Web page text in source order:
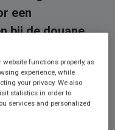
een
bij de douane.
en België. Wij
met
alle
we vele
functions properly, as
experience, while
your privacy. We also
statistics in order to
services and personalized